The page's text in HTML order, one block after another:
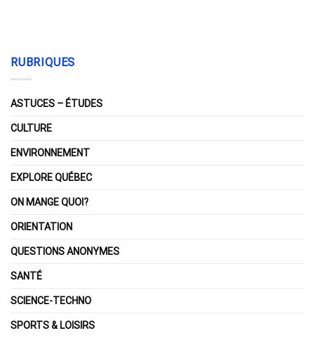
RUBRIQUES
ASTUCES – ÉTUDES
CULTURE
ENVIRONNEMENT
EXPLORE QUÉBEC
ON MANGE QUOI?
ORIENTATION
QUESTIONS ANONYMES
SANTÉ
SCIENCE-TECHNO
SPORTS & LOISIRS